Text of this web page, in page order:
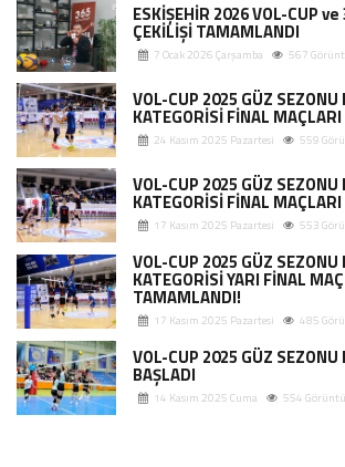
ESKİŞEHİR 2026 VOL-CUP
ÇEKİLİŞİ TAMAMLANDI
7 Ocak 2026 Çarşamba 567
VOL-CUP 2025 GÜZ SEZONU
KATEGORİSİ FİNAL
24 Kasım 2025 Pazartesi 559
VOL-CUP 2025 GÜZ SEZONU
KATEGORİSİ FİNAL
17 Kasım 2025 Pazartesi 553
VOL-CUP 2025 GÜZ SEZONU
KATEGORİSİ YARI FİNAL
TAMAMLANDI!
17 Kasım 2025 Pazartesi 485
VOL-CUP 2025 GÜZ SEZONU
BAŞLADI
14 Kasım 2025 Cuma 554